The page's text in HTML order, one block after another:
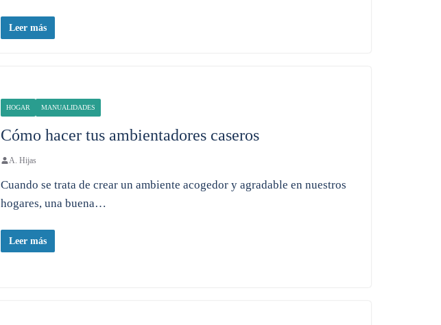
Leer más
HOGAR MANUALIDADES
Cómo hacer tus ambientadores caseros
A. Hijas
Cuando se trata de crear un ambiente acogedor y agradable en nuestros
hogares, una buena…
Leer más